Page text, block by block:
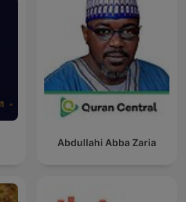
Abdullahi Abba Zaria